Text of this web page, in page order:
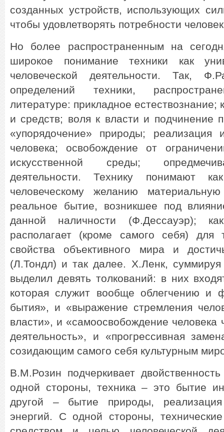
созданных устройств, использующих
чтобы удовлетворять потребности
Но более распространенным на
широкое понимание техники как
человеческой деятельности. Так,
определений техники,
литературе: прикладное естествознание;
и средств; воля к власти и подчинение
«упорядочение» природы; реализация
человека; освобождение от
искусственной среды;
деятельности. Технику понимают
человеческому желанию
реальное бытие, возникшее под
данной наличности (Ф.Дессауэр);
располагает (кроме самого себя) для
свойства объективного мира и
(Л.Тондл) и так далее. Х.Ленк, суммируя
выделил девять толкований: в них
которая служит вообще облегчению и
бытия», и «выражение стремления
власти», и «самоосвобождение человека
деятельность», и «прогрессивная
созидающим самого себя культурным
В.М.Розин подчеркивает
одной стороны, техника – это бытие
другой – бытие природы,
энергий. С одной стороны,